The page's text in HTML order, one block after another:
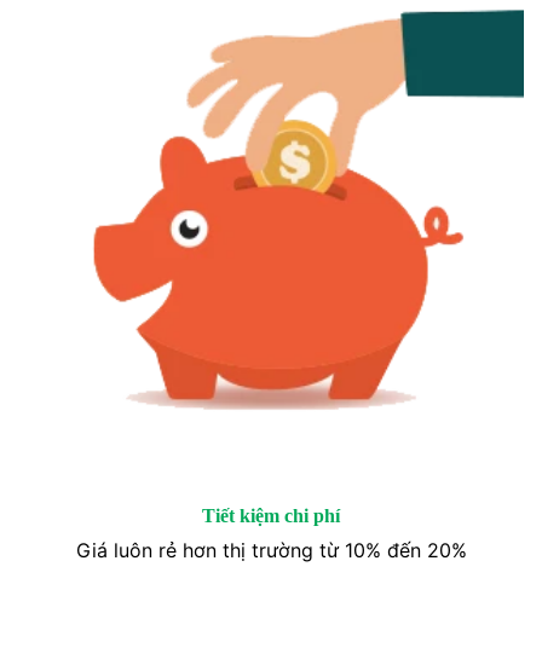
Tiết kiệm chi phí
Giá luôn rẻ hơn thị trường từ 10% đến 20%